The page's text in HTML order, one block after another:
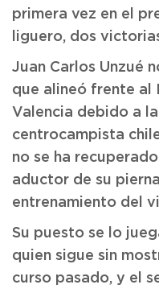
primera vez en el
liguero, dos
Juan Carlos Unzué
que alineó frente al
Valencia debido a
centrocampista
no se ha
aductor de su
entrenamiento del
Su puesto se lo
quien sigue sin
curso pasado, y el